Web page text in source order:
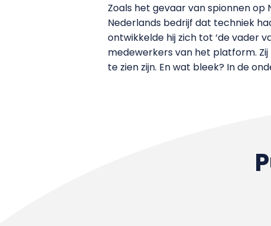
Zoals het gevaar van spionnen op
Nederlands bedrijf dat techniek
ontwikkelde hij zich tot ‘de vader
medewerkers van het platform.
te zien zijn. En wat bleek? In de